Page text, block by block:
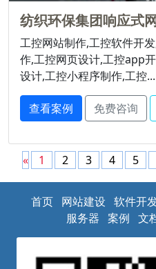
纺织环保集团响应式
工控网站制作,工控软件开
作,工控网页设计,工控app
设计,工控小程序制作,工控...
查看案例 免费咨询
« 1 2 3 4 5
首页 网站建设 软件开
服务器 案例 文